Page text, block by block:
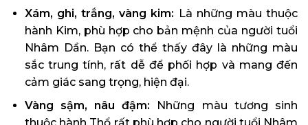
Xám, ghi, trắng, vàng kim: Là những màu thuộc
hành Kim, phù hợp cho bản mệnh của người tuổi
Nhâm Dần. Bạn có thể thấy đây là những màu
sắc trung tính, rất dễ để phối hợp và mang đến
cảm giác sang trọng, hiện đại.
Vàng sậm, nâu đậm: Những màu tương sinh